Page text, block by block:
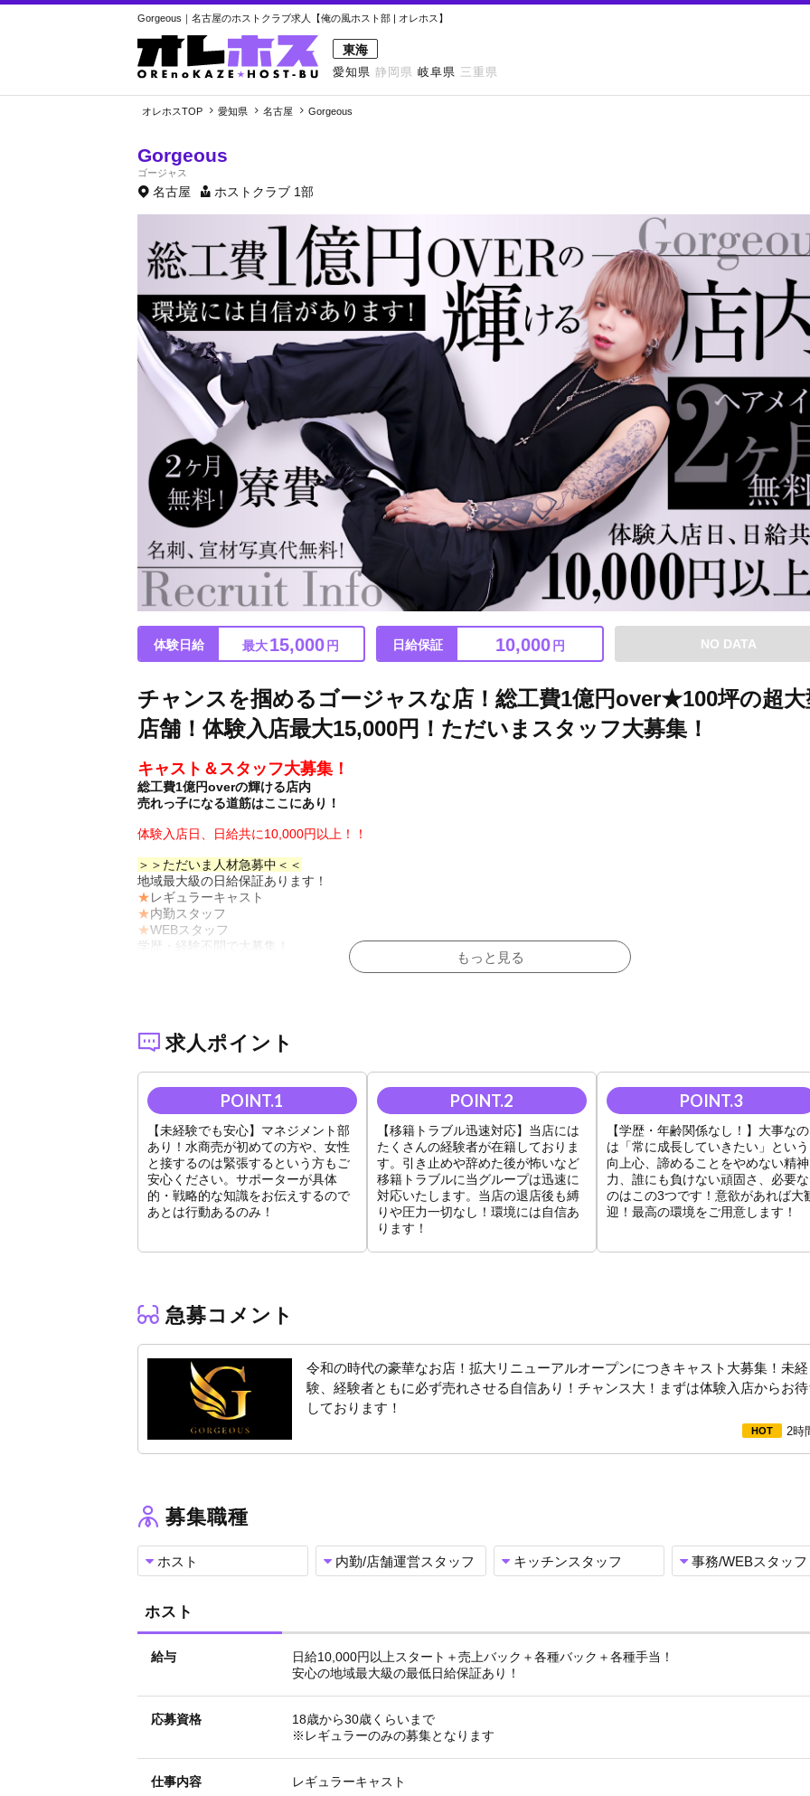
Gorgeous｜名古屋のホストクラブ求人【俺の風ホスト部 | オレホス】
東海
愛知県 静岡県 岐阜県 三重県
オレホスTOP 愛知県 名古屋 Gorgeous
Gorgeous
ゴージャス
名古屋 ホストクラブ 1部
体験日給 最大15,000 円 日給保証 10,000 円 NO DATA
チャンスを掴めるゴージャスな店！総工費1億円over★100坪の超大
店舗！体験入店最大15,000円！ただいまスタッフ大募集！
キャスト＆スタッフ大募集！
総工費1億円overの輝ける店内
売れっ子になる道筋はここにあり！
体験入店日、日給共に10,000円以上！！
＞＞ただいま人材急募中＜＜
地域最大級の日給保証あります！
★レギュラーキャスト
★内勤スタッフ
★WEBスタッフ
学歴・経験不問で大募集！
▶売れるための育成プログラムも充実！
3.移籍金は貴方の売上金の120%!
4.未経験者でも日給10,000 円!
5.名刺、宣材写真代無料!
6.国内外の慰安旅行が年間2回!
7.寮生限定! 生活用品一式支給!
SNS全盛のこの時代、
使えるツールはすべて使って名古屋から全国へ！
環境には自信があります！
まずはお気軽に体験入店にお越しください。
もっと見る
求人ポイント
【未経験でも安心】マネジメント部
あり！水商売が初めての方や、女性
と接するのは緊張するという方もご
安心ください。サポーターが具体
的・戦略的な知識をお伝えするので
あとは行動あるのみ！
【移籍トラブル迅速対応】当店には
たくさんの経験者が在籍しておりま
す。引き止めや辞めた後が怖いなど
移籍トラブルに当グループは迅速に
対応いたします。当店の退店後も縛
りや圧力一切なし！環境には自信あ
ります！
【学歴・年齢関係なし！】大事なの
は「常に成長していきたい」という
向上心、諦めることをやめない精神
力、誰にも負けない頑固さ、必要な
のはこの3つです！意欲があれば大
迎！最高の環境をご用意します！
急募コメント
令和の時代の豪華なお店！拡大リニューアルオープンにつきキャスト大募集！未経
験、経験者ともに必ず売れさせる自信あり！チャンス大！まずは体験入店からお
しております！
2時
募集職種
ホスト 内勤/店舗運営スタッフ キッチンスタッフ 事務/WEBスタッフ
ホスト
給与
日給10,000円以上スタート＋売上バック＋各種バック＋各種手当！
安心の地域最大級の最低日給保証あり！
応募資格
18歳から30歳くらいまで
※レギュラーのみの募集となります
仕事内容 レギュラーキャスト